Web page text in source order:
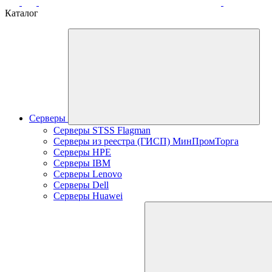
Каталог
Серверы
Серверы STSS Flagman
Серверы из реестра (ГИСП) МинПромТорга
Серверы HPE
Серверы IBM
Серверы Lenovo
Серверы Dell
Серверы Huawei